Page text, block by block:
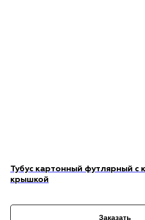
Тубус картонный футлярный с
крышкой
Заказать